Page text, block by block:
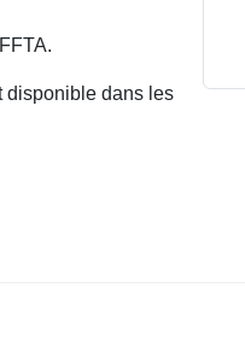
disponible dans les